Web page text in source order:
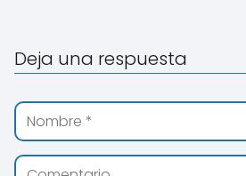
Deja una respuesta